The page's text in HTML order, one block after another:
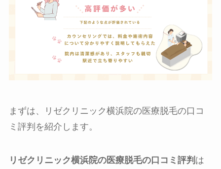
まずは、リゼクリニック横浜院の医療脱毛の口コ
ミ評判を紹介します。
リゼクリニック横浜院の医療脱毛の口コミ評判 は